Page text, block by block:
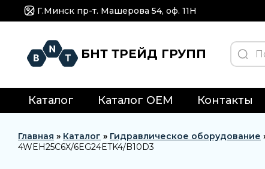
Г.Минск пр-т. Машерова 54, оф. 11H
БНТ ТРЕЙД ГРУПП
Каталог Каталог OEM Контакты
Главная » Каталог » Гидравлическое оборудование
4WEH25C6X/6EG24ETK4/B10D3